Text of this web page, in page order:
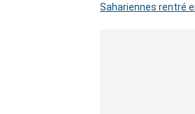
Sahariennes rentré